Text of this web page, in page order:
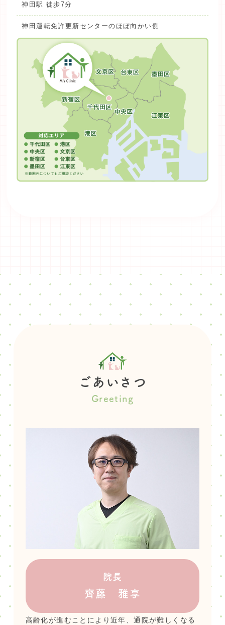
神田駅 徒歩7分
神田運転免許更新センターのほぼ向かい側
ごあいさつ
Greeting
高齢化が進むことにより近年、通院が難しくなる
院長
齊藤 雅享